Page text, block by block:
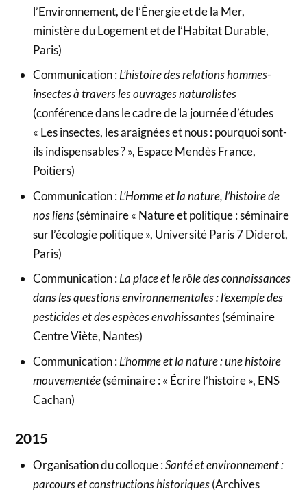
l’Environnement, de l’Énergie et de la Mer,
ministère du Logement et de l’Habitat Durable,
Paris)
Communication :L’histoire des relations hommes-
insectes à travers les ouvrages naturalistes
(conférence dans le cadre de la journée d’études
« Les insectes, les araignées et nous : pourquoi sont-
ils indispensables ? », Espace Mendès France,
Poitiers)
Communication :L’Homme et la nature, l’histoire de
nos liens(séminaire « Nature et politique : séminaire
sur l’écologie politique », Université Paris 7 Diderot,
Paris)
Communication :La place et le rôle des connaissances
dans les questions environnementales : l’exemple des
pesticides et des espèces envahissantes(séminaire
Centre Viète, Nantes)
Communication :L’homme et la nature : une histoire
mouvementée(séminaire : « Écrire l’histoire », ENS
Cachan)
2015
Organisation du colloque :Santé et environnement :
parcours et constructions historiques(Archives